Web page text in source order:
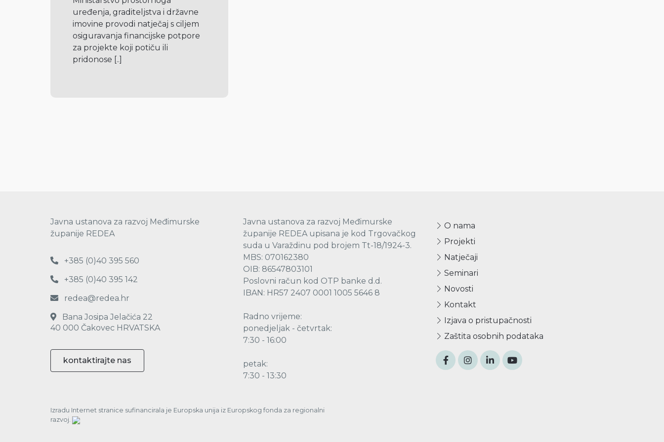
uređenja, graditeljstva i državne
imovine provodi natječaj s ciljem
osiguravanja financijske potpore
za projekte koji potiču ili
pridonose [..]
Javna ustanova za razvoj Međimurske
županije REDEA
+385 (0)40 395 560
+385 (0)40 395 142
redea@redea.hr
Bana Josipa Jelačića 22
40 000 Čakovec HRVATSKA
kontaktirajte nas
Javna ustanova za razvoj Međimurske
županije REDEA upisana je kod Trgovačkog
suda u Varaždinu pod brojem Tt-18/1924-3.
MBS: 070162380
OIB: 86547803101
Poslovni račun kod OTP banke d.d.
IBAN: HR57 2407 0001 1005 5646 8
Radno vrijeme:
ponedjeljak - četvrtak:
7:30 - 16:00
petak:
7:30 - 13:30
O nama
Projekti
Natječaji
Seminari
Novosti
Kontakt
Izjava o pristupačnosti
Zaštita osobnih podataka
Izradu Internet stranice sufinancirala je Europska unija iz Europskog fonda za regionalni
razvoj.